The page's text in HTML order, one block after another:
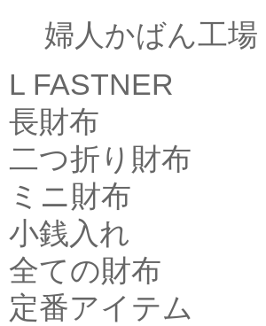
婦人かばん工場
L FASTNER
長財布
二つ折り財布
ミニ財布
小銭入れ
全ての財布
定番アイテム